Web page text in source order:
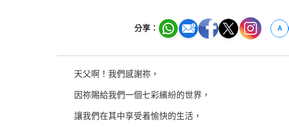
分享： A
天父啊！我們感謝祢，
因祢賜給我們一個七彩繽紛的世界，
讓我們在其中享受着愉快的生活，